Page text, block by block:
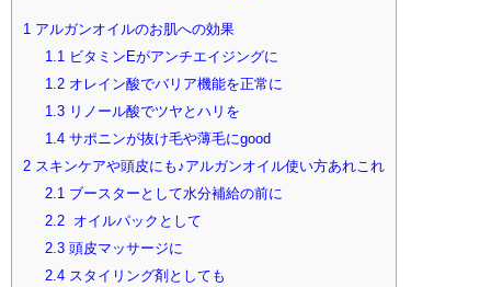
1 アルガンオイルのお肌への効果
1.1ビタミンEがアンチエイジングに
1.2オレイン酸でバリア機能を正常に
1.3リノール酸でツヤとハリを
1.4サポニンが抜け毛や薄毛にgood
2 スキンケアや頭皮にも♪アルガンオイル使い方あれこれ
2.1ブースターとして水分補給の前に
2.2オイルパックとして
2.3頭皮マッサージに
2.4スタイリング剤としても